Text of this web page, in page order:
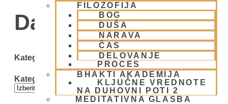
FILOZOFIJA
BOG
DUŠA
NARAVA
ČAS
DELOVANJE
PROCES
BHAKTI AKADEMIJA
KLJUČNE VREDNOTE
NA DUHOVNI POTI 2
MEDITATIVNA GLASBA
Day: 16 maja, 2009
Kategorije
Kategorije